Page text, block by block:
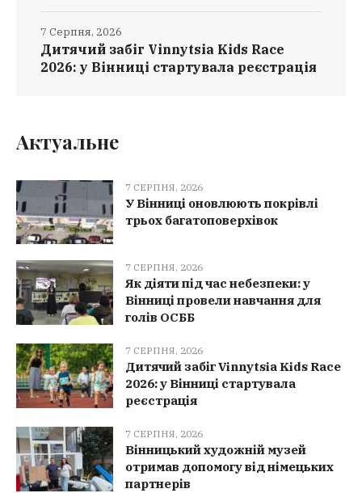
Дитячий забіг Vinnytsia Kids Race
2026: у Вінниці стартувала реєстрація
7 Серпня, 2026
Актуальне
7 СЕРПНЯ, 2026
У Вінниці оновлюють покрівлі
трьох багатоповерхівок
7 СЕРПНЯ, 2026
Як діяти під час небезпеки: у
Вінниці провели навчання для
голів ОСББ
7 СЕРПНЯ, 2026
Дитячий забіг Vinnytsia Kids Race
2026: у Вінниці стартувала
реєстрація
7 СЕРПНЯ, 2026
Вінницький художній музей
отримав допомогу від німецьких
партнерів